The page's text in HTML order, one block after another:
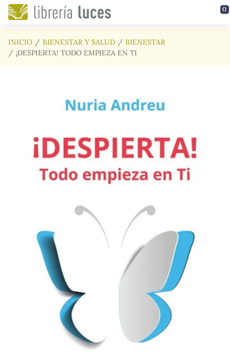
Saltar al contenido principal 0
INICIO BIENESTAR Y SALUD
BIENESTAR
¡DESPIERTA! TODO EMPIEZA EN TI